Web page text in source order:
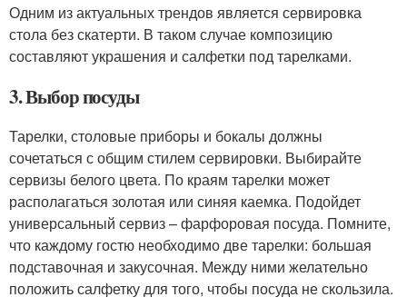
Одним из актуальных трендов является сервировка
стола без скатерти. В таком случае композицию
составляют украшения и салфетки под тарелками.
3. Выбор посуды
Тарелки, столовые приборы и бокалы должны
сочетаться с общим стилем сервировки. Выбирайте
сервизы белого цвета. По краям тарелки может
располагаться золотая или синяя каемка. Подойдет
универсальный сервиз – фарфоровая посуда. Помните,
что каждому гостю необходимо две тарелки: большая
подставочная и закусочная. Между ними желательно
положить салфетку для того, чтобы посуда не скользила.